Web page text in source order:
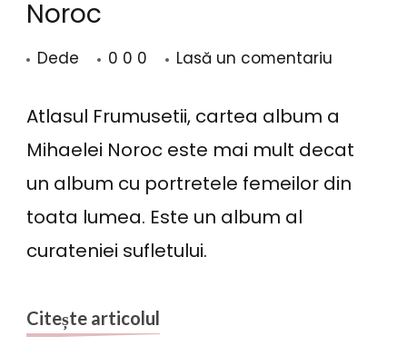
Noroc
Dede 0 0 0 Lasă un comentariu
–
Atlasul Frumusetii, cartea album a
Mihaelei Noroc este mai mult decat
un album cu portretele femeilor din
toata lumea. Este un album al
curateniei sufletului.
Citește articolul